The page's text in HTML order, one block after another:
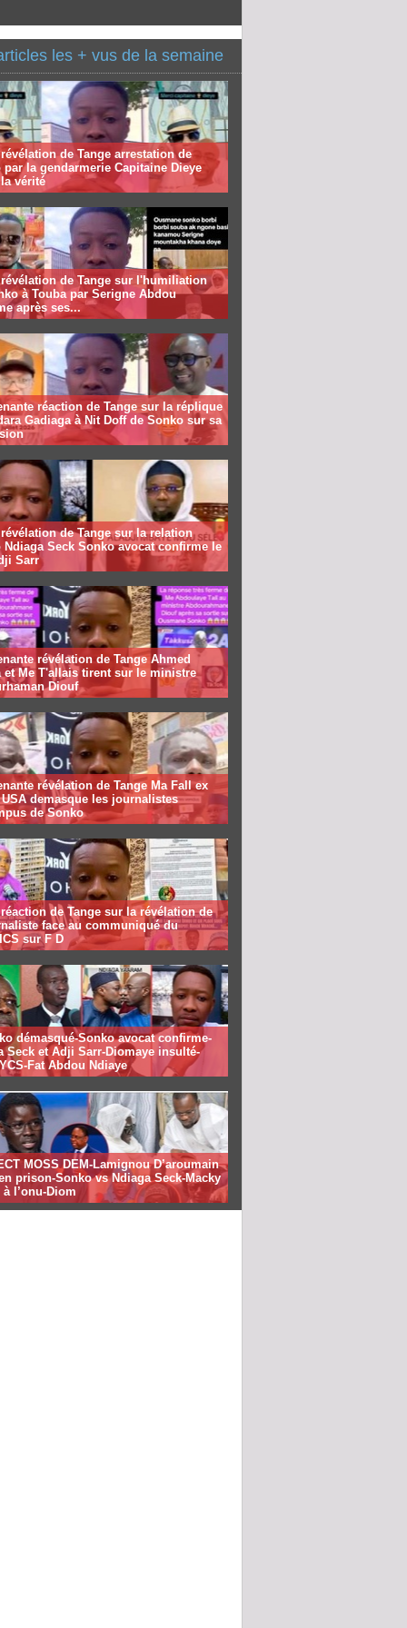
les + vus de la semaine
de Tange arrestation de
par la gendarmerie Capitaine Dieye
vérité
révélation de Tange sur l'humiliation
à Touba par Serigne Abdou
après ses...
réaction de Tange sur la réplique
Gadiaga à Nit Doff de Sonko sur sa
de Tange sur la relation
Ndiaga Seck Sonko avocat confirme le
Sarr
révélation de Tange Ahmed
et Me T'allais tirent sur le ministre
Diouf
révélation de Tange Ma Fall ex
demasque les journalistes
de Sonko
de Tange sur la révélation de
face au communiqué du
sur F D
démasqué-Sonko avocat confirme-
Seck et Adji Sarr-Diomaye insulté-
Fat Abdou Ndiaye
MOSS DEM-Lamignou D’aroumain
prison-Sonko vs Ndiaga Seck-Macky
l’onu-Diom